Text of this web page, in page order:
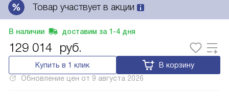
Товар участвует в акции
В наличии доставим за 1-4 дня
129 014 руб.
Купить в 1 клик
В корзину
Обновление цен от 9 августа 2026